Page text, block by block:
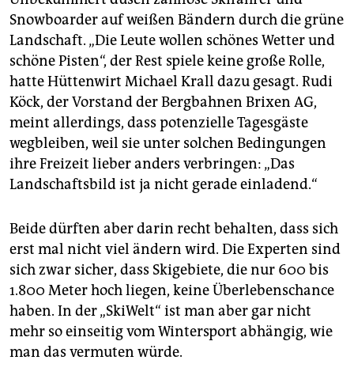
Snowboarder auf weißen Bändern durch die grüne
Landschaft. „Die Leute wollen schönes Wetter und
schöne Pisten“, der Rest spiele keine große Rolle,
hatte Hüttenwirt Michael Krall dazu gesagt. Rudi
Köck, der Vorstand der Bergbahnen Brixen AG,
meint allerdings, dass potenzielle Tagesgäste
wegbleiben, weil sie unter solchen Bedingungen
ihre Freizeit lieber anders verbringen: „Das
Landschaftsbild ist ja nicht gerade einladend.“
Beide dürften aber darin recht behalten, dass sich
erst mal nicht viel ändern wird. Die Experten sind
sich zwar sicher, dass Skigebiete, die nur 600 bis
1.800 Meter hoch liegen, keine Überlebenschance
haben. In der „SkiWelt“ ist man aber gar nicht
mehr so einseitig vom Wintersport abhängig, wie
man das vermuten würde.